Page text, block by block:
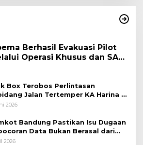
Berhasil Evakuasi Pilot
Operasi Khusus dan SAR
Box Terobos Perlintasan
Jalan Tertemper KA Harina di
Stasiun Poncol-Jrakah Semarang
2026
Bandung Pastikan Isu Dugaan
Data Bukan Berasal dari
Disdukcapil
2026